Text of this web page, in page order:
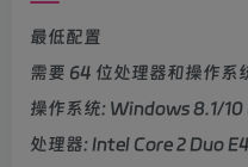
最低配置
需要 64 位处理器和操作系
操作系统: Windows 8.1/
处理器: Intel Core 2 Duo